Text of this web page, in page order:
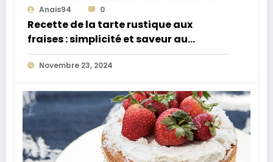
Anais94 0
Recette de la tarte rustique aux
fraises : simplicité et saveur au
rendez-vous
Novembre 23, 2024